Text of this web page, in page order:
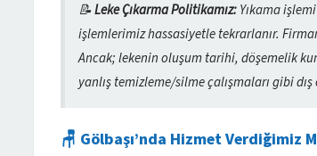
📝Leke Çıkarma Politikamız:Yıkama
işlemlerimiz hassasiyetle tekrarlanır.
Ancak; lekenin oluşum tarihi, döşemelik
yanlış temizleme/silme çalışmaları gibi
🪑 Gölbaşı’nda Hizmet Verdiğimiz